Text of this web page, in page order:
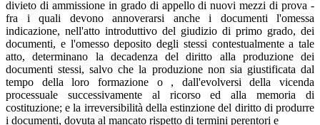
divieto di ammissione in grado di appello di nuovi mezzi di prova -
fra i quali devono annoverarsi anche i documenti l'omessa
indicazione, nell'atto introduttivo del giudizio di primo grado, dei
documenti, e l'omesso deposito degli stessi contestualmente a tale
atto, determinano la decadenza del diritto alla produzione dei
documenti stessi, salvo che la produzione non sia giustificata dal
tempo della loro formazione o , dall'evolversi della vicenda
processuale successivamente al ricorso ed alla memoria di
costituzione; e la irreversibilità della estinzione del diritto di produrre
i documenti, dovuta al mancato rispetto di termini perentori e